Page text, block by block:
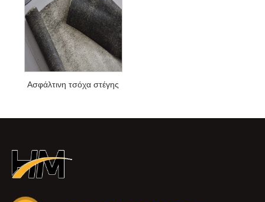
Ασφάλτινη τσόχα στέγης